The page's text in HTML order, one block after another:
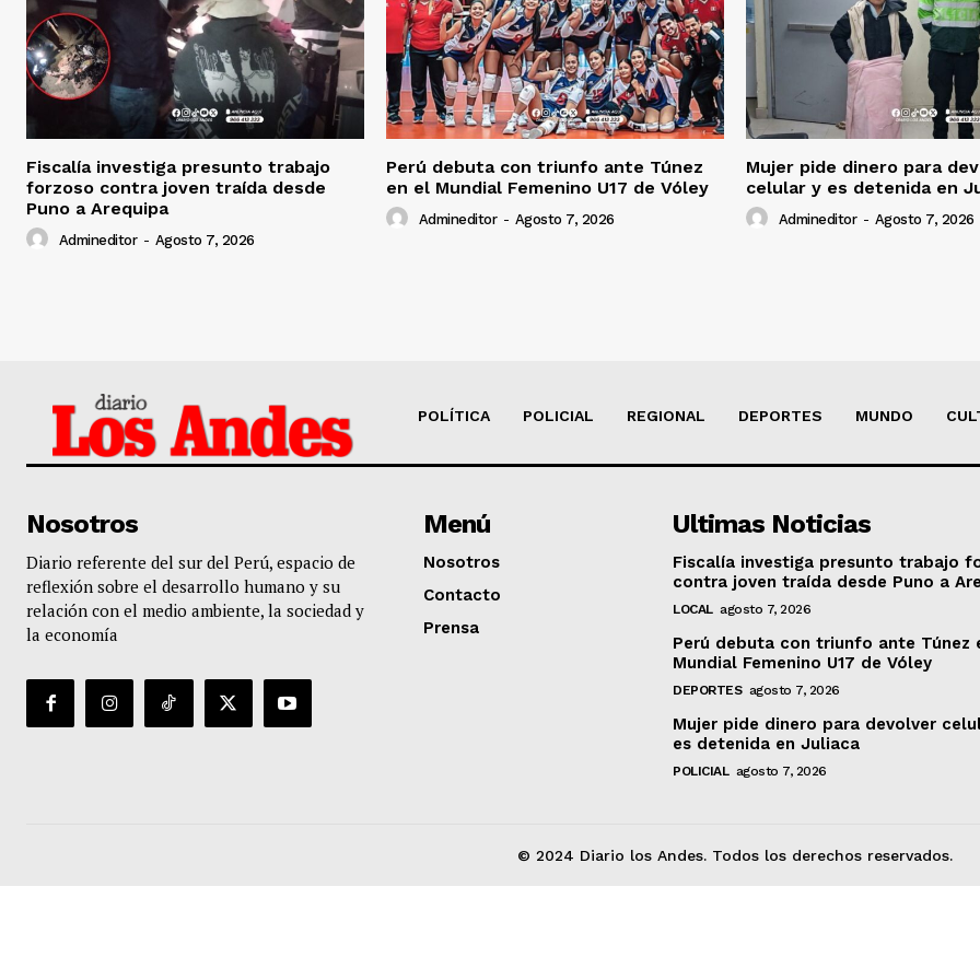
Fiscalía investiga presunto trabajo
forzoso contra joven traída desde
Puno a Arequipa
Admineditor - Agosto 7, 2026
Perú debuta con triunfo ante Túnez
en el Mundial Femenino U17 de Vóley
Admineditor - Agosto 7, 2026
Mujer pide dinero para
celular y es detenida en
Admineditor - Agosto 7, 2026
POLÍTICA POLICIAL REGIONAL DEPORTES MUNDO
Nosotros
Diario referente del sur del Perú, espacio de
reflexión sobre el desarrollo humano y su
relación con el medio ambiente, la sociedad y
la economía
Menú
Nosotros
Contacto
Prensa
Ultimas Noticias
Fiscalía investiga presunto trabajo
contra joven traída desde Puno a
LOCAL agosto 7, 2026
Perú debuta con triunfo ante Túnez
Mundial Femenino U17 de Vóley
DEPORTES agosto 7, 2026
Mujer pide dinero para devolver
es detenida en Juliaca
POLICIAL agosto 7, 2026
© 2024 Diario los Andes. Todos los derechos reservados.